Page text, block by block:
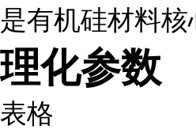
是有机硅材料核
理化参数
表格